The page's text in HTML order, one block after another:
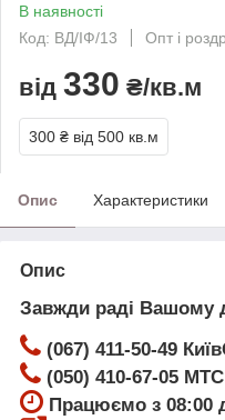
В наявності
Код: ВД/ІФ/13
Опт і
від 330 ₴/кв.м
300 ₴ від 500 кв.м
Опис Характеристики
Опис
Завжди раді Вашому
(067) 411-50-49
(050) 410-67-05
Працюємо з 08:00